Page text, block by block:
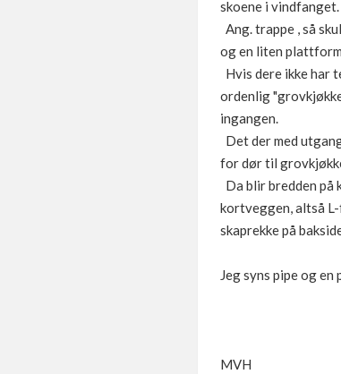
skoene i
Ang. trappe , så
og en liten
Hvis dere ikke har
ordenlig
ingangen.
Det der med
for dør til
Da blir bredden på
kortveggen, altså
skaprekke på
Jeg syns pipe og
MVH